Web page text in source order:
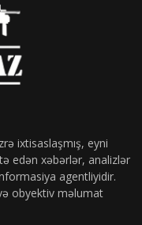
ixtisaslaşmış, eyni
edən xəbərlər, analizlər
agentliyidir.
obyektiv məlumat